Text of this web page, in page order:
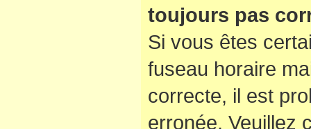
toujours pas
Si vous êtes
fuseau horaire
correcte, il est
erronée. Veuillez